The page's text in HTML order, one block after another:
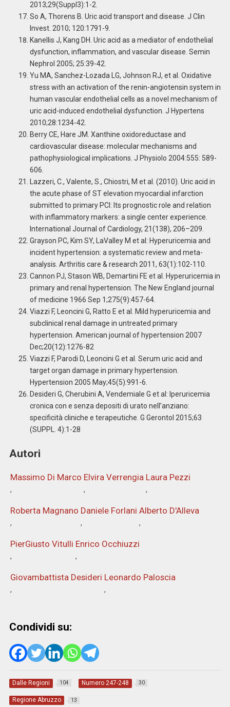
2013;29(Suppl3):1-2.
So A, Thorens B. Uric acid transport and disease. J Clin
Invest. 2010; 120:1791-9.
Kanellis J, Kang DH. Uric acid as a mediator of endothelial
dysfunction, inflammation, and vascular disease. Semin
Nephrol 2005; 25:39-42.
Yu MA, Sanchez-Lozada LG, Johnson RJ, et al. Oxidative
stress with an activation of the renin-angiotensin system in
human vascular endothelial cells as a novel mechanism of
uric acid-induced endothelial dysfunction. J Hypertens
2010;28:1234-42.
Berry CE, Hare JM. Xanthine oxidoreductase and
cardiovascular disease: molecular mechanisms and
pathophysiological implications. J Physiolo 2004:555: 589-
606.
Lazzeri, C., Valente, S., Chiostri, M et al. (2010). Uric acid in
the acute phase of ST elevation myocardial infarction
submitted to primary PCI: Its prognostic role and relation
with inflammatory markers: a single center experience.
International Journal of Cardiology, 21(138), 206–209.
Grayson PC, Kim SY, LaValley M et al: Hyperuricemia and
incident hypertension: a systematic review and meta-
analysis. Arthritis care & research 2011, 63(1):102-110.
Cannon PJ, Stason WB, Demartini FE et al. Hyperuricemia in
primary and renal hypertension. The New England journal
of medicine 1966 Sep 1;275(9):457-64.
Viazzi F, Leoncini G, Ratto E et al. Mild hyperuricemia and
subclinical renal damage in untreated primary
hypertension. American journal of hypertension 2007
Dec;20(12):1276-82
Viazzi F, Parodi D, Leoncini G et al. Serum uric acid and
target organ damage in primary hypertension.
Hypertension 2005 May;45(5):991-6.
Desideri G, Cherubini A, Vendemiale G et al: Iperuricemia
cronica con e senza depositi di urato nell’anziano:
specificità cliniche e terapeutiche. G Gerontol 2015;63
(SUPPL. 4):1-28
Autori
Massimo Di Marco Elvira Verrengia Laura Pezzi
Roberta Magnano Daniele Forlani Alberto D'Alleva
PierGiusto Vitulli Enrico Occhiuzzi
Giovambattista Desideri Leonardo Paloscia
Condividi su:
Dalle Regioni 104 Numero 247-248 30
Regione Abruzzo 13